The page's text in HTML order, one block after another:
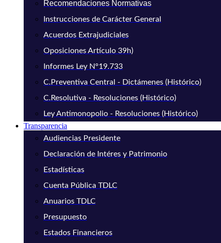
Recomendaciones Normativas
Instrucciones de Carácter General
Acuerdos Extrajudiciales
Oposiciones Artículo 39h)
Informes Ley N°19.733
C.Preventiva Central - Dictámenes (Histórico)
C.Resolutiva - Resoluciones (Histórico)
Ley Antimonopolio - Resoluciones (Histórico)
Transparencia
Audiencias Presidente
Declaración de Intéres y Patrimonio
Estadísticas
Cuenta Pública TDLC
Anuarios TDLC
Presupuesto
Estados Financieros